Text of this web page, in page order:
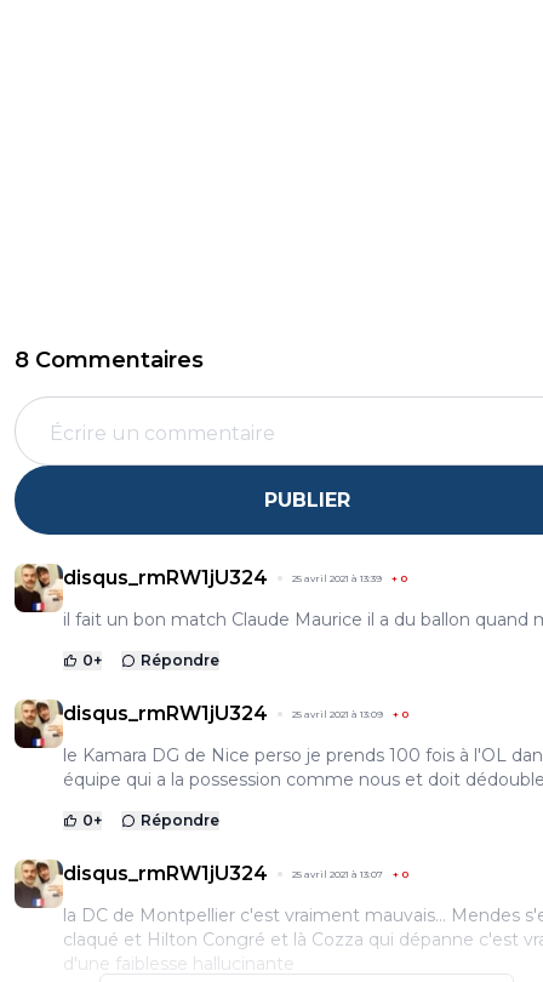
8 Commentaires
PUBLIER
disqus_rmRW1jU324 25 avril 2021 à 13:39 + 0
il fait un bon match Claude Maurice il a du ballon quand
0+ Répondre
disqus_rmRW1jU324 25 avril 2021 à 13:09 + 0
le Kamara DG de Nice perso je prends 100 fois à l'OL
équipe qui a la possession comme nous et doit
0+ Répondre
disqus_rmRW1jU324 25 avril 2021 à 13:07 + 0
la DC de Montpellier c'est vraiment mauvais... Mendes
claqué et Hilton Congré et là Cozza qui dépanne c'est
d'une faiblesse hallucinante